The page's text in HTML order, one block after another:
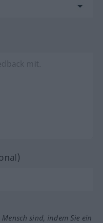
sind, indem Sie ein